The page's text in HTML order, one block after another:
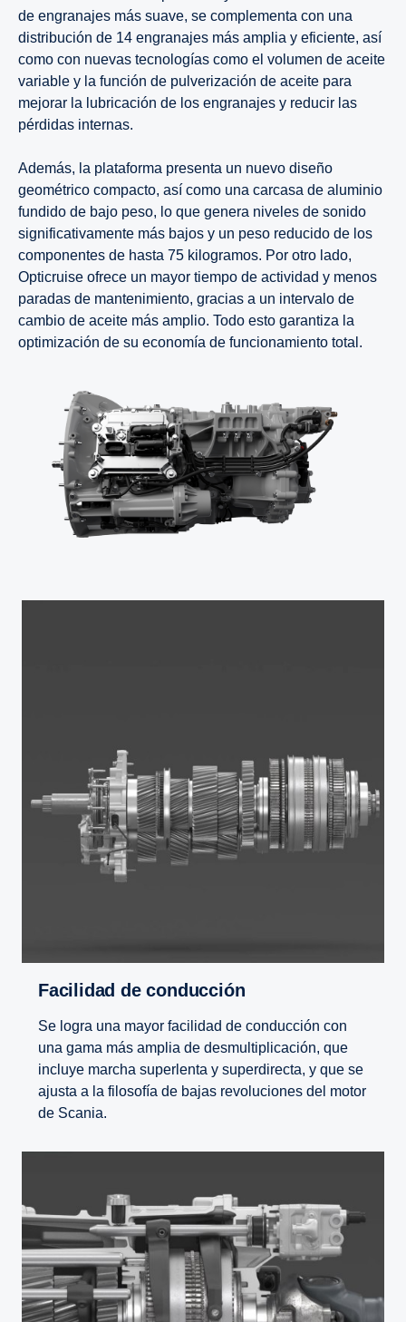
de engranajes más suave, se complementa con una
distribución de 14 engranajes más amplia y eficiente, así
como con nuevas tecnologías como el volumen de aceite
variable y la función de pulverización de aceite para
mejorar la lubricación de los engranajes y reducir las
pérdidas internas.
Además, la plataforma presenta un nuevo diseño
geométrico compacto, así como una carcasa de aluminio
fundido de bajo peso, lo que genera niveles de sonido
significativamente más bajos y un peso reducido de los
componentes de hasta 75 kilogramos. Por otro lado,
Opticruise ofrece un mayor tiempo de actividad y menos
paradas de mantenimiento, gracias a un intervalo de
cambio de aceite más amplio. Todo esto garantiza la
optimización de su economía de funcionamiento total.
Facilidad de conduc­ción
Se logra una mayor facilidad de conducción con
una gama más amplia de desmultiplicación, que
incluye marcha superlenta y superdirecta, y que se
ajusta a la filosofía de bajas revoluciones del motor
de Scania.